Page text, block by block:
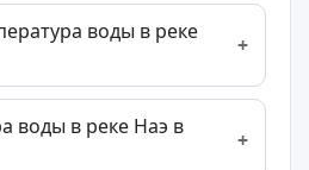
воды в реке
воды в реке Наэ в